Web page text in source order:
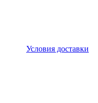
Условия доставки